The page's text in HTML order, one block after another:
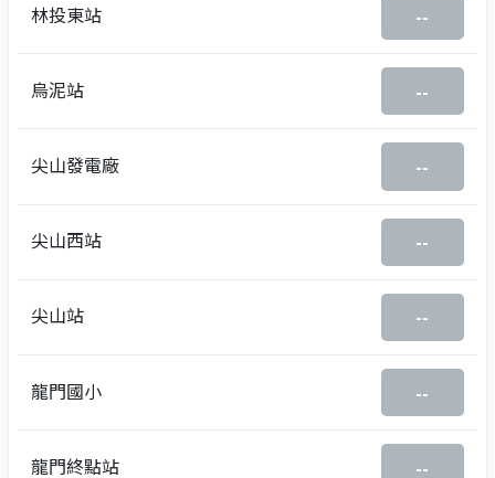
林投東站 --
烏泥站 --
尖山發電廠 --
尖山西站 --
尖山站 --
龍門國小 --
龍門終點站 --